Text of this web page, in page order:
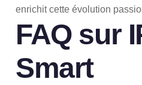
enrichit cette évolution
FAQ sur
Smart